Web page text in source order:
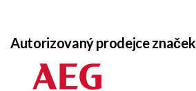
Autorizovaný prodejce značek